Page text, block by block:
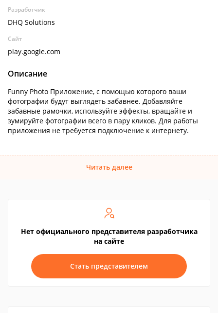
Разработчик
DHQ Solutions
Сайт
play.google.com
Описание
Funny Photo Приложение, с помощью которого ваши
фотографии будут выглядеть забавнее. Добавляйте
забавные рамочки, используйте эффекты, вращайте и
зумируйте фотографии всего в пару кликов. Для работы
приложения не требуется подключение к интернету.
Читать далее
Нет официального представителя разработчика
на сайте
Стать представителем